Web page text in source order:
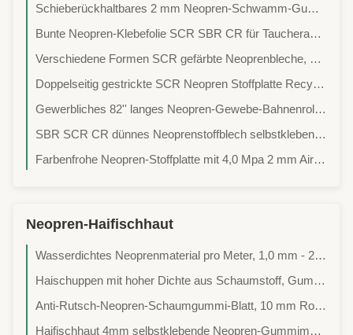
Schieberückhaltbares 2 mm Neopren-Schwamm-Gummiblatt 5 - 10 Rollen
Bunte Neopren-Klebefolie SCR SBR CR für Taucheranzüge, rutschfest
Verschiedene Formen SCR gefärbte Neoprenbleche, 1mm Ultrafeine Gummibleche
Doppelseitig gestrickte SCR Neopren Stoffplatte Recycling 130mm*330mm Größe
Gewerbliches 82'' langes Neopren-Gewebe-Bahnenrolle 1mm-15mm Dicke
SBR SCR CR dünnes Neoprenstoffblech selbstklebend wasserdicht
Farbenfrohe Neopren-Stoffplatte mit 4,0 Mpa 2 mm Airprene-Stoff
Neopren-Haifischhaut
Wasserdichtes Neoprenmaterial pro Meter, 1,0 mm - 25,0 mm selbstklebende Neoprenplatte
Haischuppen mit hoher Dichte aus Schaumstoff, Gummi-Blatt-Roll Breite 130cm 140cm 145cm
Anti-Rutsch-Neopren-Schaumgummi-Blatt, 10 mm Rot Neopren-Blatt
Haifischhaut 4mm selbstklebende Neopren-Gummimatte mit individuellem Prägemuster